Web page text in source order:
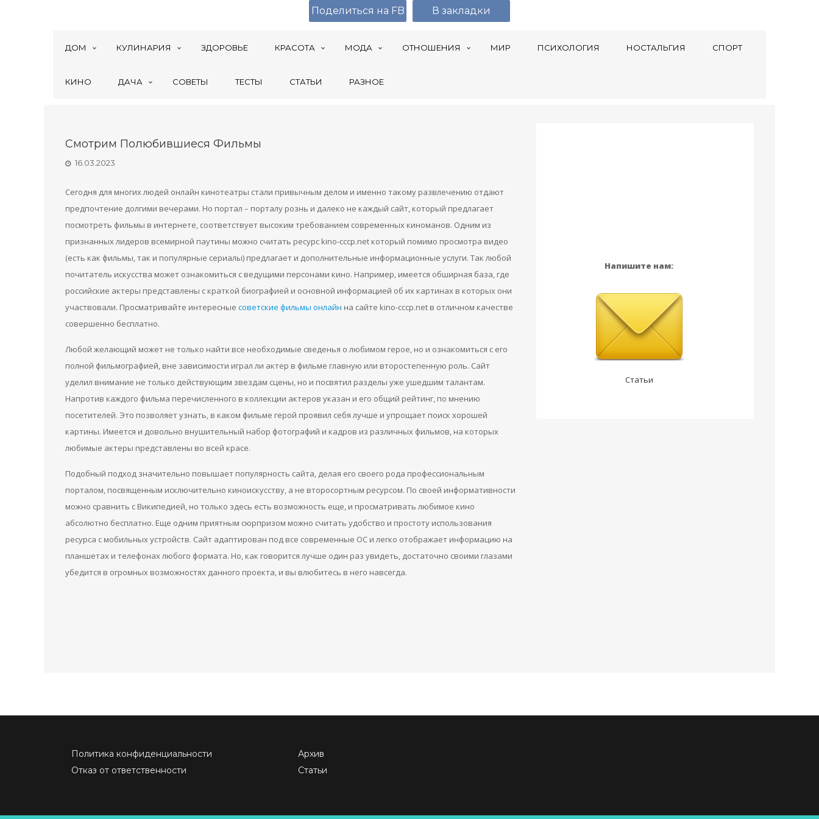
ДОМ КУЛИНАРИЯ ЗДОРОВЬЕ КРАСОТА МОДА ОТНОШЕНИЯ МИР ПСИХОЛОГИЯ НОСТАЛЬГИЯ СПОРТ
КИНО ДАЧА СОВЕТЫ ТЕСТЫ СТАТЬИ РАЗНОЕ
Смотрим Полюбившиеся Фильмы
16.03.2023
Сегодня для многих людей онлайн кинотеатры стали привычным делом и именно такому развлечению отдают
предпочтение долгими вечерами. Но портал – порталу рознь и далеко не каждый сайт, который предлагает
посмотреть фильмы в интернете, соответствует высоким требованием современных киноманов. Одним из
признанных лидеров всемирной паутины можно считать ресурс kino-cccp.net который помимо просмотра видео
(есть как фильмы, так и популярные сериалы) предлагает и дополнительные информационные услуги. Так любой
почитатель искусства может ознакомиться с ведущими персонами кино. Например, имеется обширная база, где
российские актеры представлены с краткой биографией и основной информацией об их картинах в которых они
участвовали. Просматривайте интересные советские фильмы онлайн на сайте kino-cccp.net в отличном качестве
совершенно бесплатно.
Любой желающий может не только найти все необходимые сведенья о любимом герое, но и ознакомиться с его
полной фильмографией, вне зависимости играл ли актер в фильме главную или второстепенную роль. Сайт
уделил внимание не только действующим звездам сцены, но и посвятил разделы уже ушедшим талантам.
Напротив каждого фильма перечисленного в коллекции актеров указан и его общий рейтинг, по мнению
посетителей. Это позволяет узнать, в каком фильме герой проявил себя лучше и упрощает поиск хорошей
картины. Имеется и довольно внушительный набор фотографий и кадров из различных фильмов, на которых
любимые актеры представлены во всей красе.
Подобный подход значительно повышает популярность сайта, делая его своего рода профессиональным
порталом, посвященным исключительно киноискусству, а не второсортным ресурсом. По своей информативности
можно сравнить с Википедией, но только здесь есть возможность еще, и просматривать любимое кино
абсолютно бесплатно. Еще одним приятным сюрпризом можно считать удобство и простоту использования
ресурса с мобильных устройств. Сайт адаптирован под все современные ОС и легко отображает информацию на
планшетах и телефонах любого формата. Но, как говорится лучше один раз увидеть, достаточно своими глазами
убедится в огромных возможностях данного проекта, и вы влюбитесь в него навсегда.
Напишите нам:
Статьи
Политика конфиденциальности
Отказ от ответственности
Архив
Статьи
Поделиться на FB В закладки